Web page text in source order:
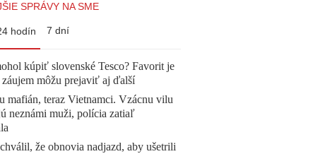
SPRÁVY NA SME
hodín 7 dní
kúpiť slovenské Tesco? Favorit je
záujem môžu prejaviť aj ďalší
mafián, teraz Vietnamci. Vzácnu vilu
neznámi muži, polícia zatiaľ
že obnovia nadjazd, aby ušetrili